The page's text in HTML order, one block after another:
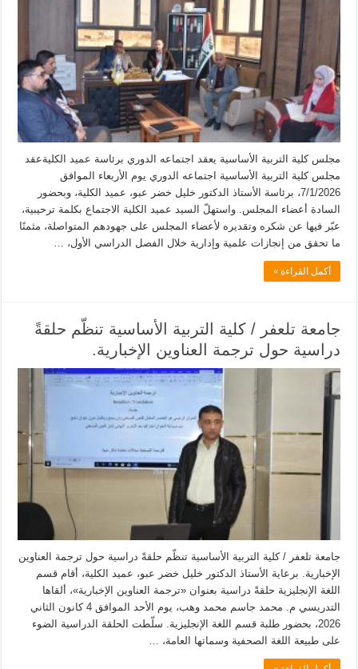
مجلس كلية التربية الأساسية يعقد اجتماعه الدوري برئاسة عميد الكليةعقد
مجلس كلية التربية الأساسية اجتماعه الدوري يوم الأربعاء الموافق
7/1/2026، برئاسة الأستاذ الدكتور خليل خضر عبو، عميد الكلية، وبحضور
السادة أعضاء المجلس. واستهلّ السيد عميد الكلية الاجتماع بكلمة ترحيبية،
عبّر فيها عن شكره وتقديره لأعضاء المجلس على جهودهم المتواصلة، مثمنًا
ما تحقق من إنجازات علمية وإدارية خلال الفصل الدراسي الأول، …
أكمل القراءة »
جامعة تلعفر / كلية التربية الأساسية تنظّم حلقةً
دراسية حول ترجمة العناوين الإخبارية.
جامعة تلعفر / كلية التربية الأساسية تنظّم حلقةً دراسية حول ترجمة العناوين
الإخبارية. برعاية الأستاذ الدكتور خليل خضر عبو، عميد الكلية، أقام قسم
اللغة الإنجليزية حلقةً دراسية بعنوان «ترجمة العناوين الإخبارية»، ألقاها
التدريسي م. محمد جاسم محمد وهب، يوم الأحد الموافق 4 كانون الثاني
2026، بحضور طلبة قسم اللغة الإنجليزية. سلّطت الحلقة الدراسية الضوء
على طبيعة اللغة الصحفية وسماتها العامة، …